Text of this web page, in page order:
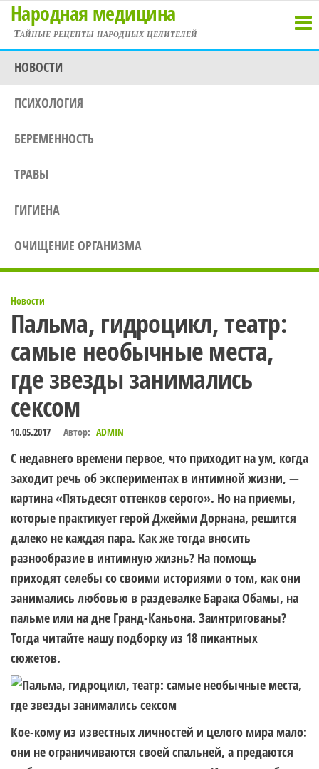
Перейти
содержимому
Народная медицина
Тайные рецепты народных целителей
НОВОСТИ
ПСИХОЛОГИЯ
БЕРЕМЕННОСТЬ
ТРАВЫ
ГИГИЕНА
ОЧИЩЕНИЕ ОРГАНИЗМА
Новости
Пальма, гидроцикл, театр:
самые необычные места,
где звезды занимались
сексом
10.05.2017 Автор: ADMIN
С недавнего времени первое, что приходит на ум, когда
заходит речь об экспериментах в интимной жизни, —
картина «Пятьдесят оттенков серого». Но на приемы,
которые практикует герой Джейми Дорнана, решится
далеко не каждая пара. Как же тогда вносить
разнообразие в интимную жизнь? На помощь
приходят селебы со своими историями о том, как они
занимались любовью в раздевалке Барака Обамы, на
пальме или на дне Гранд-Каньона. Заинтригованы?
Тогда читайте нашу подборку из 18 пикантных
сюжетов.
Кое-кому из известных личностей и целого мира мало:
они не ограничиваются своей спальней, а предаются